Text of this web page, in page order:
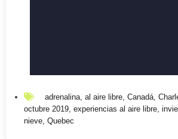
adrenalina, al aire libre, Canadá,
octubre 2019, experiencias al aire libre,
nieve, Quebec